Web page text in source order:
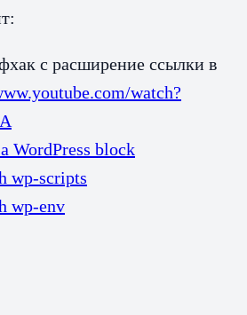
с расширение ссылки в
watch?
WordPress block
wp-scripts
wp-env